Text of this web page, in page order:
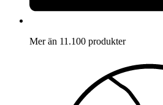
Mer än 11.100 produkter